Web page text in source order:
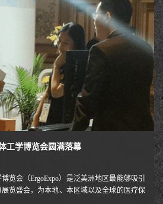
工学博览会圆满落幕
览会（ErgoExpo）是泛美洲地区最能够吸引
览盛会，为本地、本区域以及全球的医疗保